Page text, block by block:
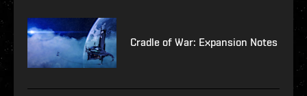
Cradle of War: Expansion Notes